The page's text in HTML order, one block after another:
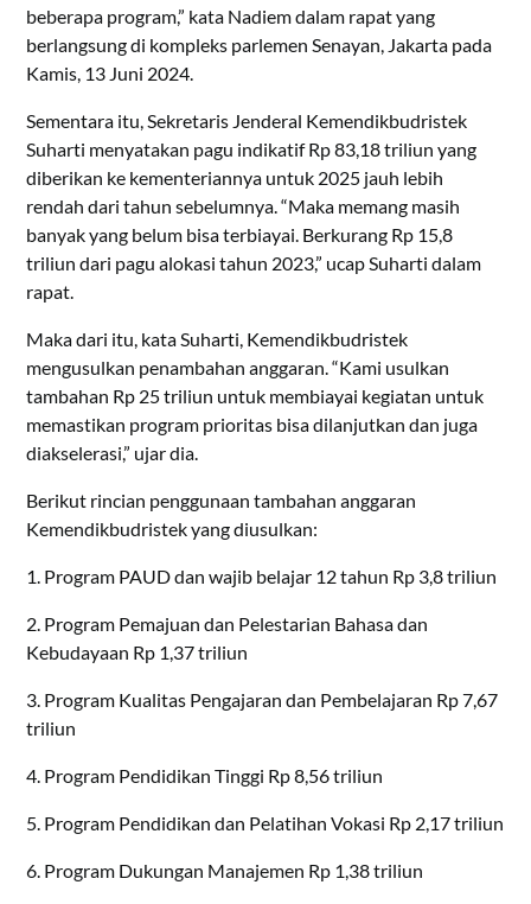
beberapa program,” kata Nadiem dalam rapat yang
berlangsung di kompleks parlemen Senayan, Jakarta pada
Kamis, 13 Juni 2024.
Sementara itu, Sekretaris Jenderal Kemendikbudristek
Suharti menyatakan pagu indikatif Rp 83,18 triliun yang
diberikan ke kementeriannya untuk 2025 jauh lebih
rendah dari tahun sebelumnya. “Maka memang masih
banyak yang belum bisa terbiayai. Berkurang Rp 15,8
triliun dari pagu alokasi tahun 2023,” ucap Suharti dalam
rapat.
Maka dari itu, kata Suharti, Kemendikbudristek
mengusulkan penambahan anggaran. “Kami usulkan
tambahan Rp 25 triliun untuk membiayai kegiatan untuk
memastikan program prioritas bisa dilanjutkan dan juga
diakselerasi,” ujar dia.
Berikut rincian penggunaan tambahan anggaran
Kemendikbudristek yang diusulkan:
1. Program PAUD dan wajib belajar 12 tahun Rp 3,8 triliun
2. Program Pemajuan dan Pelestarian Bahasa dan
Kebudayaan Rp 1,37 triliun
3. Program Kualitas Pengajaran dan Pembelajaran Rp 7,67
triliun
4. Program Pendidikan Tinggi Rp 8,56 triliun
5. Program Pendidikan dan Pelatihan Vokasi Rp 2,17 triliun
6. Program Dukungan Manajemen Rp 1,38 triliun